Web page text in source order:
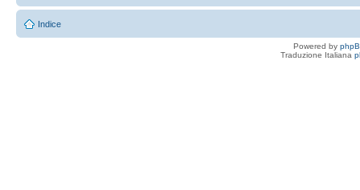
Indice
Powered by
Traduzione Italiana